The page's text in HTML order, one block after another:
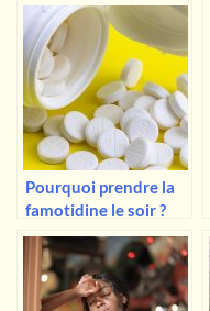
Pourquoi prendre la
famotidine le soir ?